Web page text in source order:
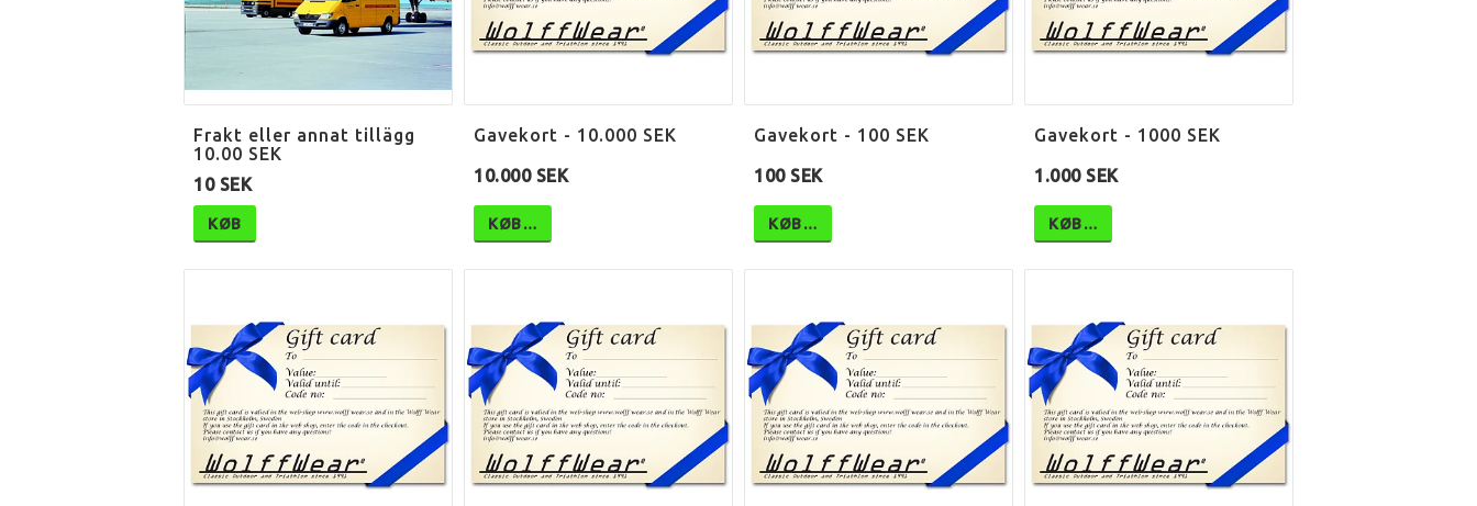
Frakt eller annat tillägg
10.00 SEK
10 SEK
KØB
Gavekort - 10.000 SEK
10.000 SEK
KØB…
Gavekort - 100 SEK
100 SEK
KØB…
Gavekort - 1000 SEK
1.000 SEK
KØB…